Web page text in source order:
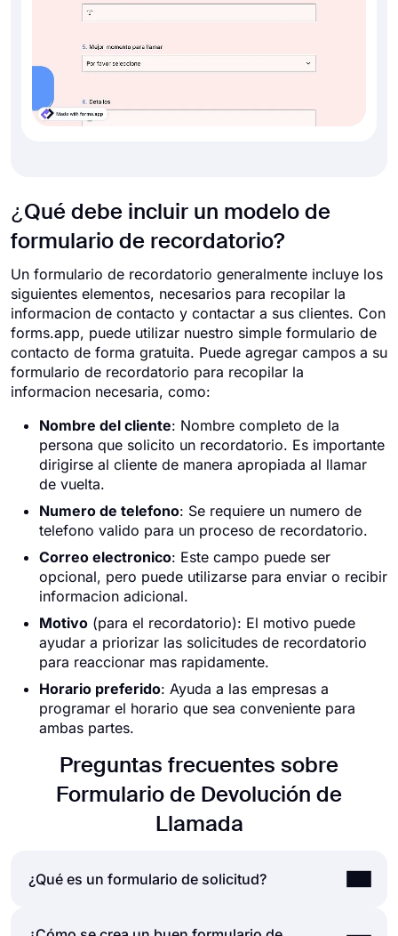
¿Qué debe incluir un modelo de
formulario de recordatorio?
Un formulario de recordatorio generalmente incluye los
siguientes elementos, necesarios para recopilar la
informacion de contacto y contactar a sus clientes. Con
forms.app, puede utilizar nuestro simple formulario de
contacto de forma gratuita. Puede agregar campos a su
formulario de recordatorio para recopilar la
informacion necesaria, como:
Nombre del cliente: Nombre completo de la
persona que solicito un recordatorio. Es importante
dirigirse al cliente de manera apropiada al llamar
de vuelta.
Numero de telefono: Se requiere un numero de
telefono valido para un proceso de recordatorio.
Correo electronico: Este campo puede ser
opcional, pero puede utilizarse para enviar o recibir
informacion adicional.
Motivo (para el recordatorio): El motivo puede
ayudar a priorizar las solicitudes de recordatorio
para reaccionar mas rapidamente.
Horario preferido: Ayuda a las empresas a
programar el horario que sea conveniente para
ambas partes.
Preguntas frecuentes sobre
Formulario de Devolución de
Llamada
¿Qué es un formulario de solicitud?